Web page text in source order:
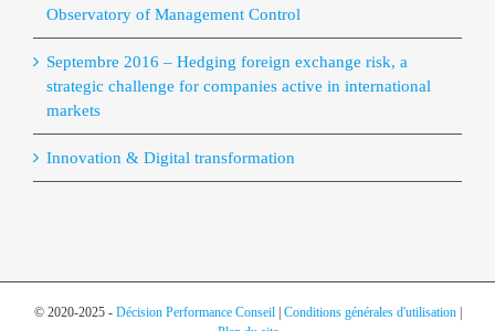
Observatory of Management Control
Septembre 2016 – Hedging foreign exchange risk, a
strategic challenge for companies active in international
markets
Innovation & Digital transformation
© 2020-2025 - Décision Performance Conseil| Conditions générales d'utilisation|